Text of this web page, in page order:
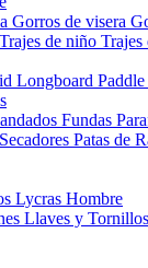
Gorros de visera
Trajes de niño Trajes
Longboard
Fundas
Patas de
Lycras Hombre
Llaves y Tornillos